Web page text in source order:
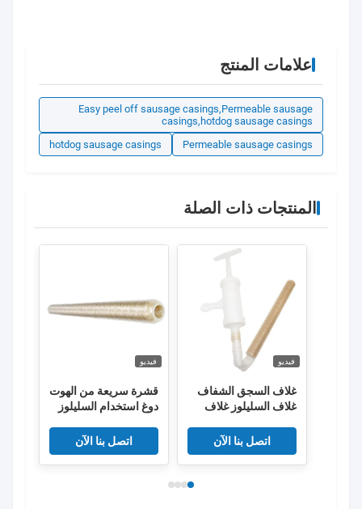
علامات المنتج
Easy peel off sausage casings,Permeable sausage
casings,hotdog sausage casings
Permeable sausage casings
hotdog sausage casings
المنتجات ذات الصلة
فيديو
غلاف السجق الشفاف
غلاف السليلوز غلاف
اتصل بنا الآن
فيديو
قشرة سريعة من الهوت
دوغ استخدام السليلوز
اتصل بنا الآن